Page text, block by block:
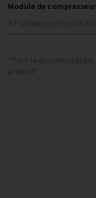
Module de compresseur
KT-230de/en/fr/ru
*Pour la documentation
produit*